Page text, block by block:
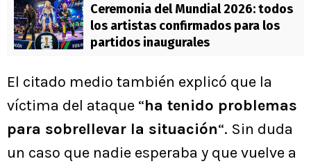
Ceremonia del Mundial 2026: todos
los artistas confirmados para los
partidos inaugurales
El citado medio también explicó que la
víctima del ataque “ha tenido problemas
para sobrellevar la situación“. Sin duda
un caso que nadie esperaba y que vuelve a